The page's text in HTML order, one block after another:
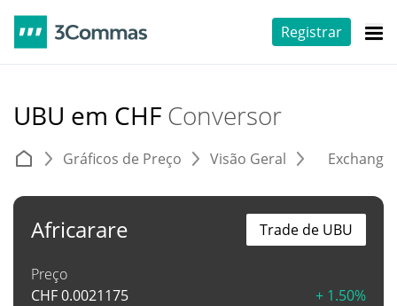
Registrar
UBU em CHF Conversor
Gráficos de Preço Visão Geral
Africarare
Preço
CHF0.0021175 + 1.50%
Trade de UBU